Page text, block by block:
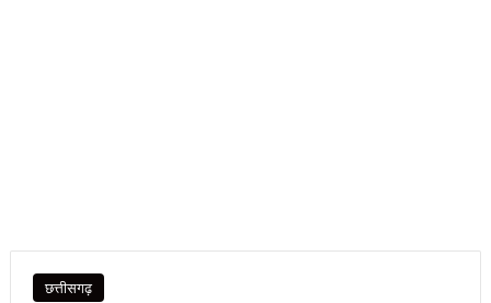
छत्तीसगढ़